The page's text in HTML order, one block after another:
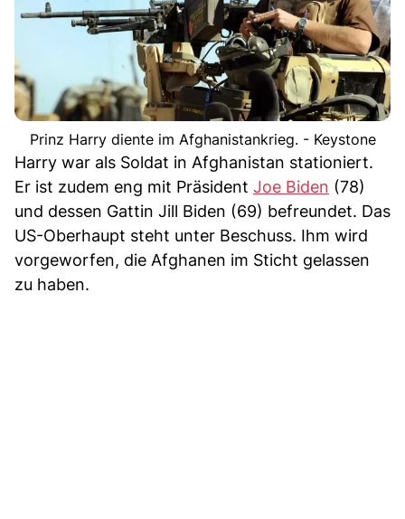
Prinz Harry diente im Afghanistankrieg. - Keystone
Harry war als Soldat in Afghanistan stationiert.
Er ist zudem eng mit Präsident Joe Biden (78)
und dessen Gattin Jill Biden (69) befreundet. Das
US-Oberhaupt steht unter Beschuss. Ihm wird
vorgeworfen, die Afghanen im Sticht gelassen
zu haben.